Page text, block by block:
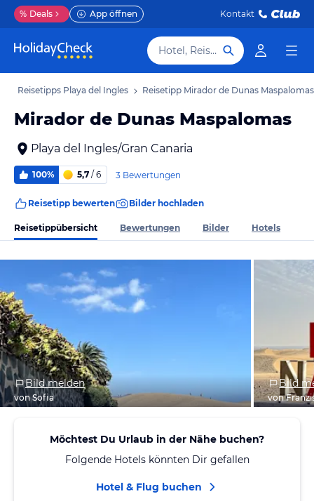
% Deals App öffnen Kontakt
Hotel, Reiseziel
Reisetipps Playa del Ingles Reisetipp Mirador de Dunas Maspalomas
Mirador de Dunas Maspalomas
Playa del Ingles/Gran Canaria
100% 5,7 / 6 3 Bewertungen
Reisetipp bewerten Bilder hochladen
Reisetippübersicht Bewertungen Bilder Hotels
Bild melden
von Sofia
Bild
von
Möchtest Du Urlaub in der Nähe buchen?
Folgende Hotels könnten Dir gefallen
Hotel & Flug buchen